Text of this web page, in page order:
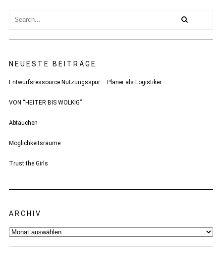
NEUESTE BEITRÄGE
Entwurfsressource Nutzungsspur – Planer als Logistiker.
VON “HEITER BIS WOLKIG”
Abtauchen
Möglichkeitsräume
Trust the Girls
ARCHIV
Archiv